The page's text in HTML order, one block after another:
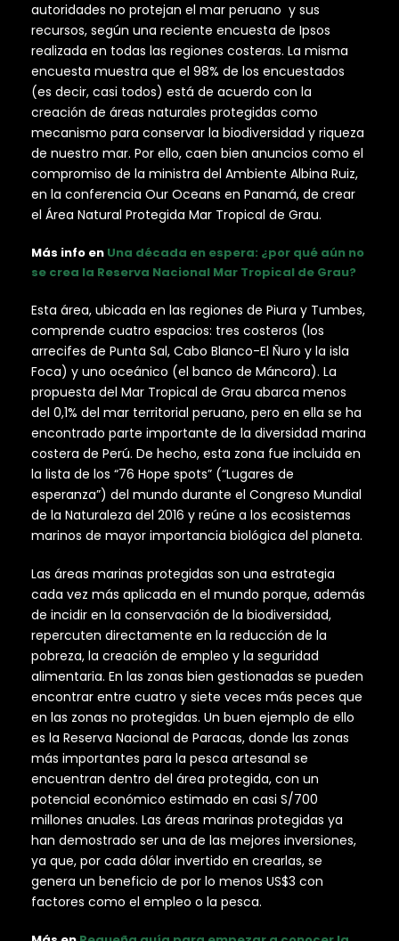
autoridades no protejan el mar peruano y sus
recursos, según una reciente encuesta de Ipsos
realizada en todas las regiones costeras. La misma
encuesta muestra que el 98% de los encuestados
(es decir, casi todos) está de acuerdo con la
creación de áreas naturales protegidas como
mecanismo para conservar la biodiversidad y riqueza
de nuestro mar. Por ello, caen bien anuncios como el
compromiso de la ministra del Ambiente Albina Ruiz,
en la conferencia Our Oceans en Panamá, de crear
el Área Natural Protegida Mar Tropical de Grau.
Más info en Una década en espera: ¿por qué aún no
se crea la Reserva Nacional Mar Tropical de Grau?
Esta área, ubicada en las regiones de Piura y Tumbes,
comprende cuatro espacios: tres costeros (los
arrecifes de Punta Sal, Cabo Blanco-El Ñuro y la isla
Foca) y uno oceánico (el banco de Máncora). La
propuesta del Mar Tropical de Grau abarca menos
del 0,1% del mar territorial peruano, pero en ella se ha
encontrado parte importante de la diversidad marina
costera de Perú. De hecho, esta zona fue incluida en
la lista de los “76 Hope spots” (“Lugares de
esperanza”) del mundo durante el Congreso Mundial
de la Naturaleza del 2016 y reúne a los ecosistemas
marinos de mayor importancia biológica del planeta.
Las áreas marinas protegidas son una estrategia
cada vez más aplicada en el mundo porque, además
de incidir en la conservación de la biodiversidad,
repercuten directamente en la reducción de la
pobreza, la creación de empleo y la seguridad
alimentaria. En las zonas bien gestionadas se pueden
encontrar entre cuatro y siete veces más peces que
en las zonas no protegidas. Un buen ejemplo de ello
es la Reserva Nacional de Paracas, donde las zonas
más importantes para la pesca artesanal se
encuentran dentro del área protegida, con un
potencial económico estimado en casi S/700
millones anuales. Las áreas marinas protegidas ya
han demostrado ser una de las mejores inversiones,
ya que, por cada dólar invertido en crearlas, se
genera un beneficio de por lo menos US$3 con
factores como el empleo o la pesca.